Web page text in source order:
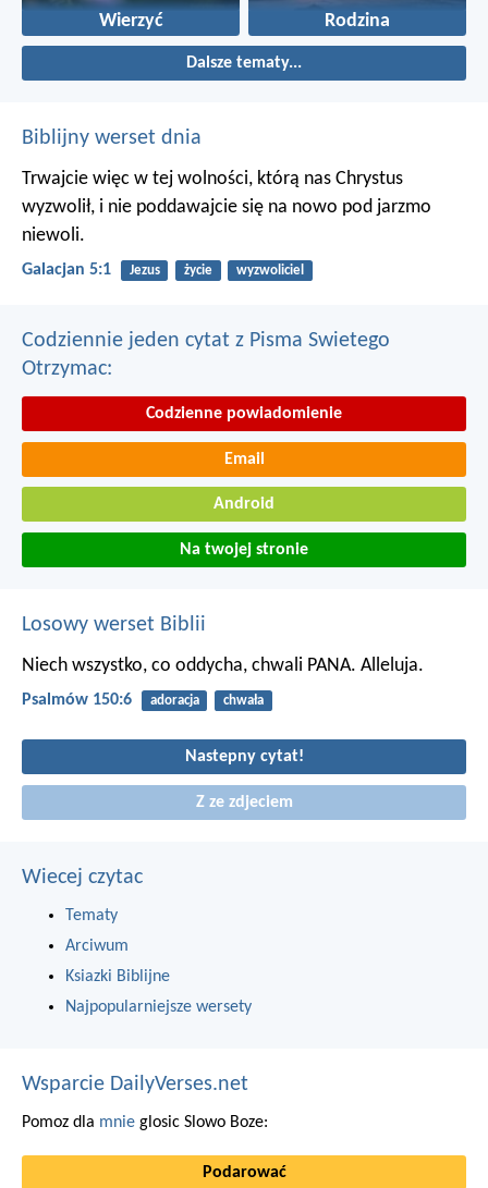
Wierzyć Rodzina
Dalsze tematy...
Biblijny werset dnia
Trwajcie więc w tej wolności, którą nas Chrystus
wyzwolił, i nie poddawajcie się na nowo pod jarzmo
niewoli.
Galacjan 5:1 Jezus życie wyzwoliciel
Codziennie jeden cytat z Pisma Swietego
Otrzymac:
Codzienne powiadomienie
Email
Android
Na twojej stronie
Losowy werset Biblii
Niech wszystko, co oddycha, chwali PANA. Alleluja.
Psalmów 150:6 adoracja chwała
Nastepny cytat!
Z ze zdjeciem
Wiecej czytac
Tematy
Arciwum
Ksiazki Biblijne
Najpopularniejsze wersety
Wsparcie DailyVerses.net
Pomoz dla mnie glosic Slowo Boze:
Podarować